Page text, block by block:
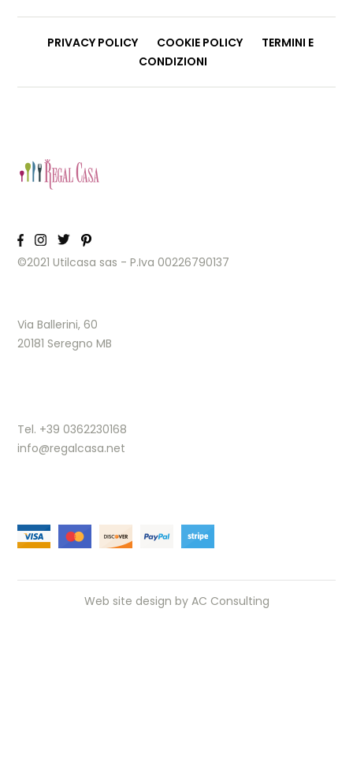
PRIVACY POLICY COOKIE POLICY
TERMINI E
CONDIZIONI
©2021 Utilcasa sas - P.Iva 00226790137
Via Ballerini, 60
20181 Seregno MB
Tel. +39 0362230168
info@regalcasa.net
Web site design by AC Consulting